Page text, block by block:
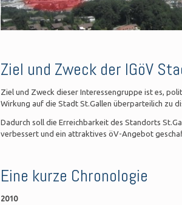
Ziel und Zweck der IGöV
Ziel und Zweck dieser Interessengruppe ist es,
Wirkung auf die Stadt St.Gallen überparteilich zu
Dadurch soll die Erreichbarkeit des Standorts
verbessert und ein attraktives öV-Angebot
Eine kurze Chronologie
2010